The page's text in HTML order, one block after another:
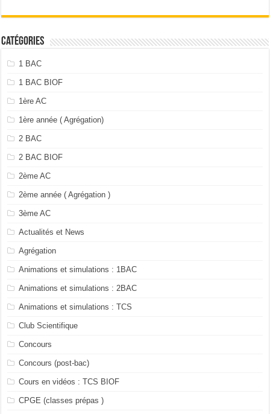
Catégories
1 BAC
1 BAC BIOF
1ère AC
1ère année ( Agrégation)
2 BAC
2 BAC BIOF
2ème AC
2ème année ( Agrégation )
3ème AC
Actualités et News
Agrégation
Animations et simulations : 1BAC
Animations et simulations : 2BAC
Animations et simulations : TCS
Club Scientifique
Concours
Concours (post-bac)
Cours en vidéos : TCS BIOF
CPGE (classes prépas )